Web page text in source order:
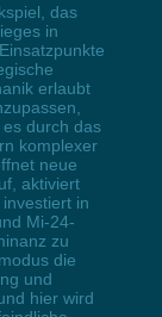
das
in
erlaubt
durch das
komplexer
neue
aktiviert
in
Mi-24-
zu
die
und
hier wird